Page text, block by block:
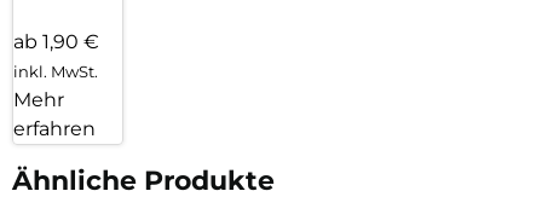
ab 1,90 €
inkl. MwSt.
Mehr
erfahren
Ähnliche Produkte